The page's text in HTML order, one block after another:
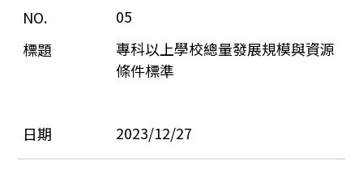
05
專科以上學校總量發展規模與資源
條件標準
2023/12/27